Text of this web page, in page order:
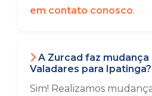
em contato conosco.
A Zurcad faz
Valadares para Ipatinga?
Sim! Realizamos